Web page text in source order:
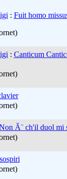
: Fuit homo
: Canticum
Ã¨ ch'il duol mi